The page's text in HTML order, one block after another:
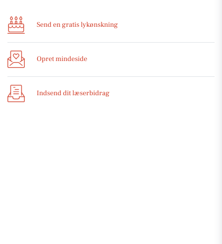
Send en gratis lykønskning
Opret mindeside
Indsend dit læserbidrag